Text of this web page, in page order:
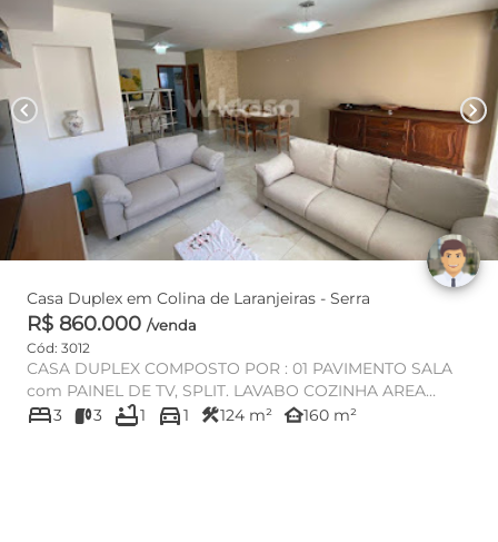
chevron_left chevron_right
Casa Duplex em Colina de Laranjeiras - Serra
R$ 860.000 /venda
Cód: 3012
CASA DUPLEX COMPOSTO POR : 01 PAVIMENTO SALA
com PAINEL DE TV, SPLIT. LAVABO COZINHA AREA
GOURMET COM CHURRASQUEIR...
bed3 3 bathtub1 directions_car1 construction124 m² other_houses160 m²